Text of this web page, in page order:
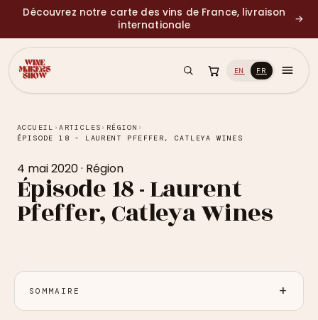
Découvrez notre carte des vins de France, livraison
internationale
→
EN FR
ACCUEIL ›ARTICLES › RÉGION ›
ÉPISODE 18 - LAURENT PFEFFER, CATLEYA WINES
4 mai 2020· Région
Épisode 18 - Laurent
Pfeffer, Catleya Wines
SOMMAIRE